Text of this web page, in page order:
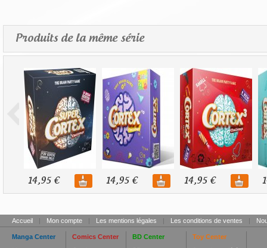
Produits de la même série
14,95 € 14,95 € 14,95 €
Accueil | Mon compte | Les mentions légales | Les conditions de ventes |
Manga Center
Comics Center
BD Center
Toy Center